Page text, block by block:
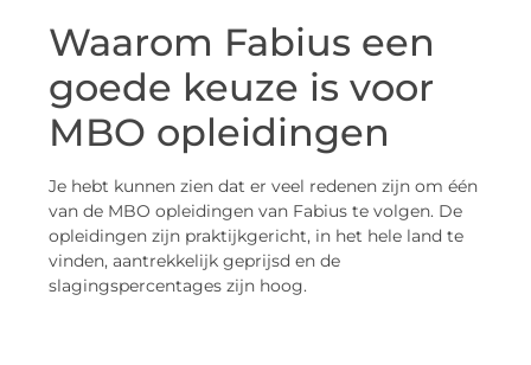
Waarom Fabius een
goede keuze is voor
MBO opleidingen
Je hebt kunnen zien dat er veel redenen zijn om één
van de MBO opleidingen van Fabius te volgen. De
opleidingen zijn praktijkgericht, in het hele land te
vinden, aantrekkelijk geprijsd en de
slagingspercentages zijn hoog.